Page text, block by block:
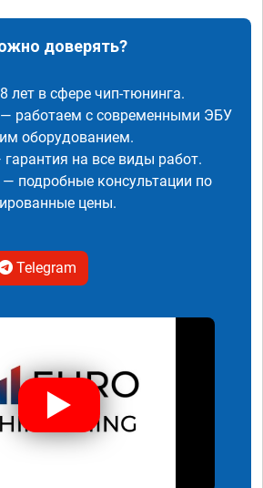
доверять?
лет в сфере чип-тюнинга.
— работаем с современными ЭБУ
оборудованием.
на все виды работ.
подробные консультации по
цены.
Telegram